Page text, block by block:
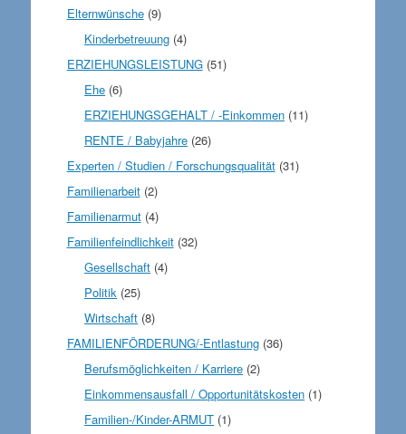
Elternwünsche(9)
Kinderbetreuung (4)
ERZIEHUNGSLEISTUNG(51)
Ehe (6)
ERZIEHUNGSGEHALT / -Einkommen (11)
RENTE / Babyjahre (26)
Experten / Studien / Forschungsqualität(31)
Familienarbeit(2)
Familienarmut(4)
Familienfeindlichkeit(32)
Gesellschaft (4)
Politik (25)
Wirtschaft (8)
FAMILIENFÖRDERUNG/-Entlastung(36)
Berufsmöglichkeiten / Karriere (2)
Einkommensausfall / Opportunitätskosten (1)
Familien-/Kinder-ARMUT (1)